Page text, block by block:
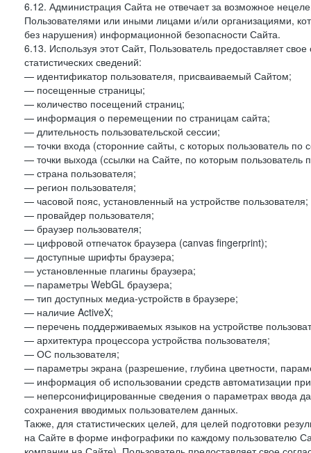
6.12. Администрация Сайта не отвечает за возможное
Пользователями или иными лицами и/или организациями,
без нарушения) информационной безопасности Сайта.
6.13. Используя этот Сайт, Пользователь предоставляет
статистических сведений:
— идентификатор пользователя, присваиваемый Сайтом;
— посещенные страницы;
— количество посещений страниц;
— информация о перемещении по страницам сайта;
— длительность пользовательской сессии;
— точки входа (сторонние сайты, с которых пользователь по
— точки выхода (ссылки на Сайте, по которым пользователь
— страна пользователя;
— регион пользователя;
— часовой пояс, установленный на устройстве пользователя;
— провайдер пользователя;
— браузер пользователя;
— цифровой отпечаток браузера (canvas fingerprint);
— доступные шрифты браузера;
— установленные плагины браузера;
— параметры WebGL браузера;
— тип доступных медиа-устройств в браузере;
— наличие ActiveX;
— перечень поддерживаемых языков на устройстве
— архитектура процессора устройства пользователя;
— ОС пользователя;
— параметры экрана (разрешение, глубина цветности,
— информация об использовании средств автоматизации
— неперсонифицированные сведения о параметрах ввода
сохранения вводимых пользователем данных.
Также, для статистических целей, для целей подготовки
на Сайте в форме инфографики по каждому пользователю